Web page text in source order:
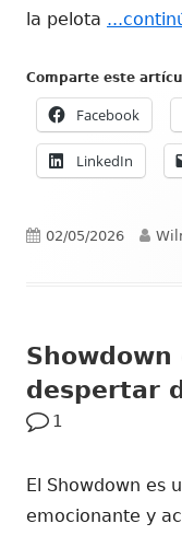
la pelota
Comparte este
Facebook
LinkedIn
Publicado
02/05/2026
Showdown
despertar
1
El Showdown es
emocionante y